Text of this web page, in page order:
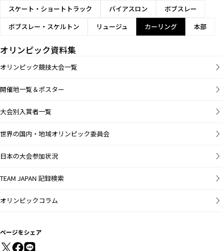
スケート・ショートトラック
バイアスロン
ボブスレー
ボブスレー・スケルトン
リュージュ カーリング 本部
オリンピック資料集
オリンピック競技大会一覧
開催地一覧＆ポスター
大会別入賞者一覧
世界の国内・地域オリンピック委員会
日本の大会参加状況
TEAM JAPAN 記録検索
オリンピックコラム
ページをシェア